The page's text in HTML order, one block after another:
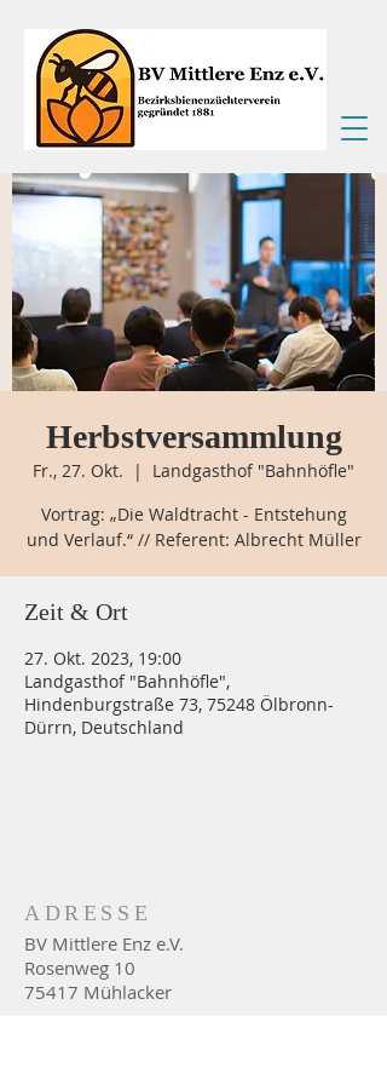
Herbstversammlung
Fr., 27. Okt.
  |
Landgasthof "Bahnhöfle"
Vortrag: „Die Waldtracht - Entstehung
und Verlauf.“ // Referent: Albrecht Müller
Zeit & Ort
27. Okt. 2023, 19:00
Landgasthof "Bahnhöfle",
Hindenburgstraße 73, 75248 Ölbronn-
Dürrn, Deutschland
ADRESSE
BV Mittlere Enz e.V.
Rosenweg 10
75417 Mühlacker